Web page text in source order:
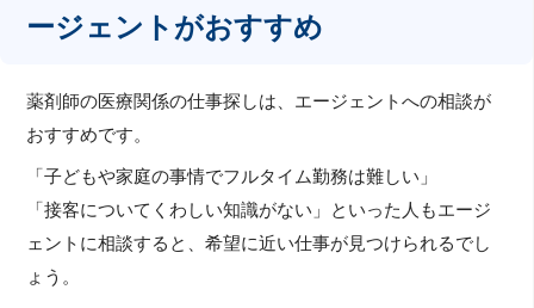
ージェントがおすすめ
薬剤師の医療関係の仕事探しは、エージェントへの相談が
おすすめです。
「子どもや家庭の事情でフルタイム勤務は難しい」
「接客についてくわしい知識がない」といった人もエージ
ェントに相談すると、希望に近い仕事が見つけられるでし
ょう。